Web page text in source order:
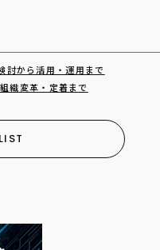
から活用・運用まで
織変革・定着まで